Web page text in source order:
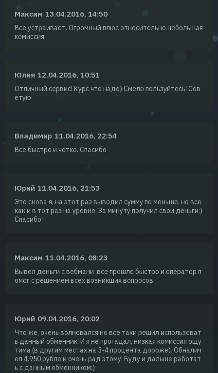
Максим 13.04.2016, 14:50
Все устраивает. Огромный плюс относительно небольшая
комиссия
Юлия 12.04.2016, 10:51
Отличный сервис! Курс что надо) Смело пользуйтесь! Сов
етую
Владимир 11.04.2016, 22:54
Все быстро и четко. Спасибо
Юрий 11.04.2016, 21:53
Это снова я, на этот раз выводил сумму по меньше, но все
как и в тот раз на уровне. За минуту получил свои деньги:)
Спасибо!
Максим 11.04.2016, 08:23
Вывел деньги с вебмани ,все прошло быстро и оператор п
омог с решением всех возникших вопросов.
Юрий 09.04.2016, 20:02
Что же, очень волновался но все таки решил использоват
ь данный обменник! И я не прогадал, низкая комиссия ощу
тима (в другим местах на 3-4 процента дороже). Обналич
ел 4.950 рубле и очень рад этому! Буду и дальше работат
ь с данным обменником:)